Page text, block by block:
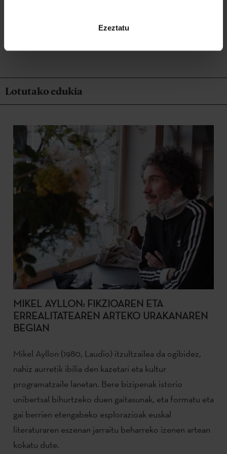
Ezeztatu
Lotutako edukia
MIKEL AYLLON: FIKZIOAREN ETA
ERREALITATEAREN ARTEKO URAKANAREN
BEGIAN
Mikel Ayllon (1980, Laudio) itzultzailea da ogibidez,
nahiz aurretik ibilia den kazetari eta kultur
programatzaile lanetan. Bere bizipenak istorio
unibertsal bihurtzeko duen gaitasunak, eta formatu eta
gai berrien etengabeko esplorazioak euskal
literaturaren eszenan jarraitu beharreko izenen artean
kokatu dute.